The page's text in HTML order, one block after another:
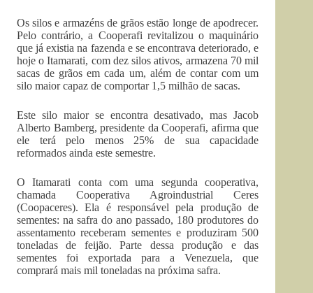
Os silos e armazéns de grãos estão longe de apodrecer.
Pelo contrário, a Cooperafi revitalizou o maquinário
que já existia na fazenda e se encontrava deteriorado, e
hoje o Itamarati, com dez silos ativos, armazena 70 mil
sacas de grãos em cada um, além de contar com um
silo maior capaz de comportar 1,5 milhão de sacas.
Este silo maior se encontra desativado, mas Jacob
Alberto Bamberg, presidente da Cooperafi, afirma que
ele terá pelo menos 25% de sua capacidade
reformados ainda este semestre.
O Itamarati conta com uma segunda cooperativa,
chamada Cooperativa Agroindustrial Ceres
(Coopaceres). Ela é responsável pela produção de
sementes: na safra do ano passado, 180 produtores do
assentamento receberam sementes e produziram 500
toneladas de feijão. Parte dessa produção e das
sementes foi exportada para a Venezuela, que
comprará mais mil toneladas na próxima safra.